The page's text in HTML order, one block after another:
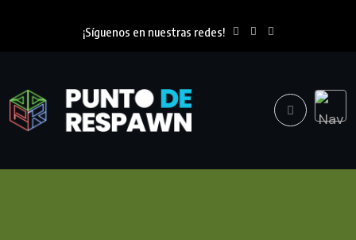
¡Síguenos en nuestras redes!